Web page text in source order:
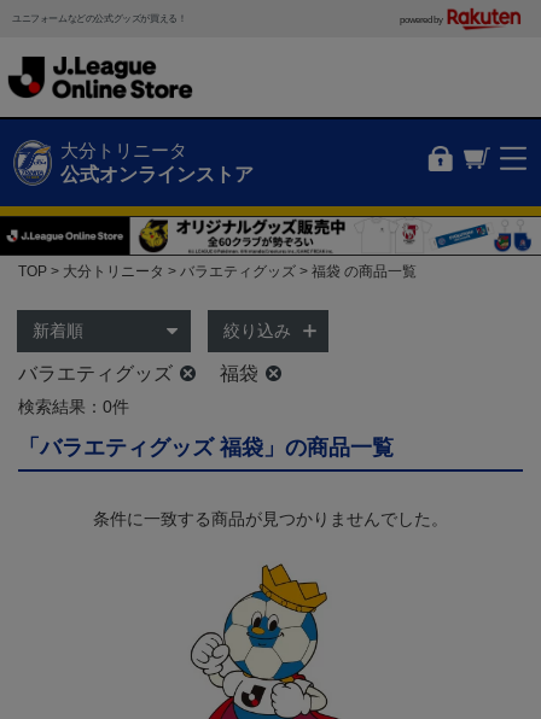
ユニフォームなどの公式グッズが買える！ powered by
大分トリニータ
公式オンラインストア
TOP 大分トリニータ バラエティグッズ 福袋 の商品一覧
絞り込み
バラエティグッズ 福袋
検索結果：0件
「バラエティグッズ 福袋」の商品一覧
条件に一致する商品が見つかりませんでした。